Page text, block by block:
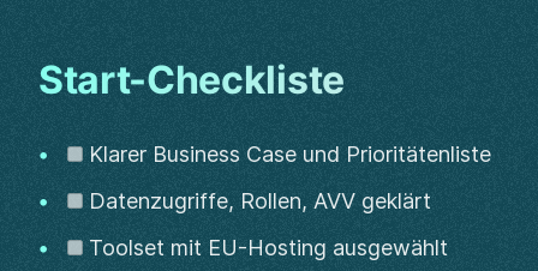
Start-Checkliste
Klarer Business Case und Prioritätenliste
Datenzugriffe, Rollen, AVV geklärt
Toolset mit EU-Hosting ausgewählt